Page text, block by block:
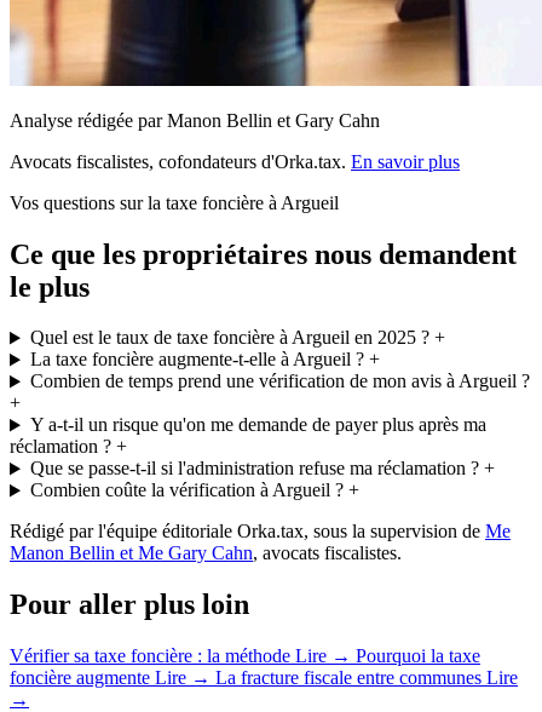
Analyse rédigée par Manon Bellin et Gary Cahn
Avocats fiscalistes, cofondateurs d'Orka.tax. En savoir plus
Vos questions sur la taxe foncière à Argueil
Ce que les propriétaires nous demandent
le plus
Quel est le taux de taxe foncière à Argueil en 2025 ?+
La taxe foncière augmente-t-elle à Argueil ?+
Combien de temps prend une vérification de mon avis à Argueil ?
+
Y a-t-il un risque qu'on me demande de payer plus après ma
réclamation ? +
Que se passe-t-il si l'administration refuse ma réclamation ?+
Combien coûte la vérification à Argueil ?+
Rédigé par l'équipe éditoriale Orka.tax, sous la supervision de Me
Manon Bellin et Me Gary Cahn, avocats fiscalistes.
Pour aller plus loin
Vérifier sa taxe foncière : la méthode Lire → Pourquoi la taxe
foncière augmente Lire → La fracture fiscale entre communes Lire
→